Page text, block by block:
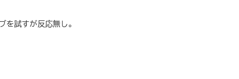
を試すが反応無し。